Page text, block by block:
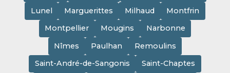
Lunel
Marguerittes Milhaud
Montfrin
Montpellier
Mougins
Narbonne
Nîmes
Paulhan
Remoulins
Saint-André-de-Sangonis
Saint-Chaptes